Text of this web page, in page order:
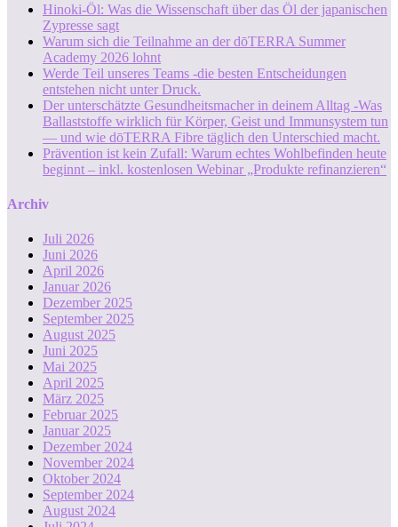
Hinoki-Öl: Was die Wissenschaft über das Öl der japanischen
Zypresse sagt
Warum sich die Teilnahme an der dōTERRA Summer
Academy 2026 lohnt
Werde Teil unseres Teams -die besten Entscheidungen
entstehen nicht unter Druck.
Der unterschätzte Gesundheitsmacher in deinem Alltag -Was
Ballaststoffe wirklich für Körper, Geist und Immunsystem tun
— und wie dōTERRA Fibre täglich den Unterschied macht.
Prävention ist kein Zufall: Warum echtes Wohlbefinden heute
beginnt – inkl. kostenlosen Webinar „Produkte refinanzieren“
Archiv
Juli 2026
Juni 2026
April 2026
Januar 2026
Dezember 2025
September 2025
August 2025
Juni 2025
Mai 2025
April 2025
März 2025
Februar 2025
Januar 2025
Dezember 2024
November 2024
Oktober 2024
September 2024
August 2024